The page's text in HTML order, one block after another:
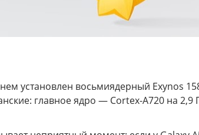
установлен восьмиядерный Exynos
главное ядро — Cortex-A720 на 2,9